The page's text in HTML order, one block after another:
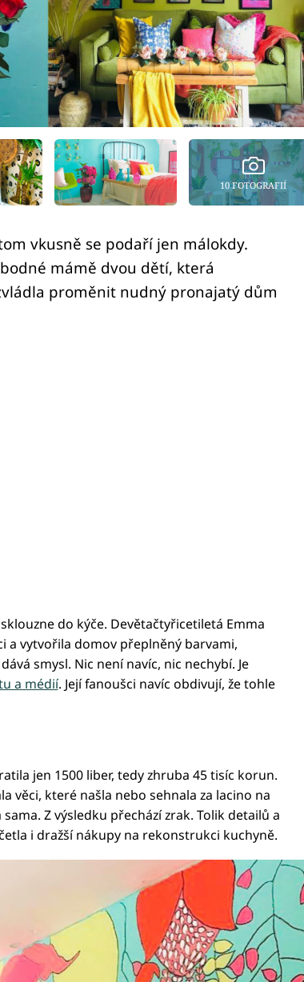
10 FOTOGRAFIÍ
vkusně se podaří jen málokdy.
mámě dvou dětí, která
proměnit nudný pronajatý dům
do kýče. Devětačtyřicetiletá Emma
a vytvořila domov přeplněný barvami,
smysl. Nic není navíc, nic nechybí. Je
a médií. Její fanoušci navíc obdivují, že tohle
jen 1500 liber, tedy zhruba 45 tisíc korun.
věci, které našla nebo sehnala za lacino na
Z výsledku přechází zrak. Tolik detailů a
i dražší nákupy na rekonstrukci kuchyně.